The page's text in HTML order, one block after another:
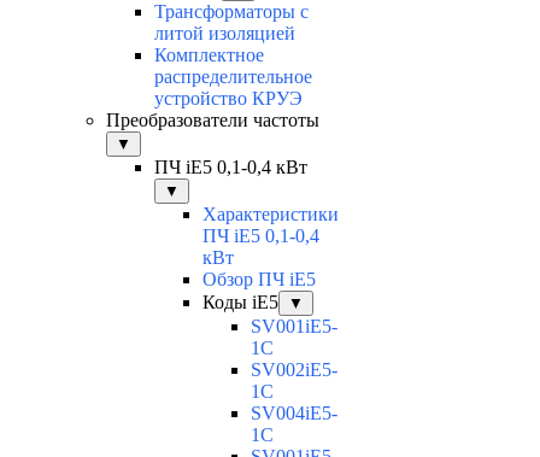
Трансформаторы с
литой изоляцией
Комплектное
распределительное
устройство КРУЭ
Преобразователи частоты
▼
ПЧ iE5 0,1-0,4 кВт
▼
Характеристики
ПЧ iE5 0,1-0,4
кВт
Обзор ПЧ iE5
Коды iE5
▼
SV001iE5-
1C
SV002iE5-
1C
SV004iE5-
1C